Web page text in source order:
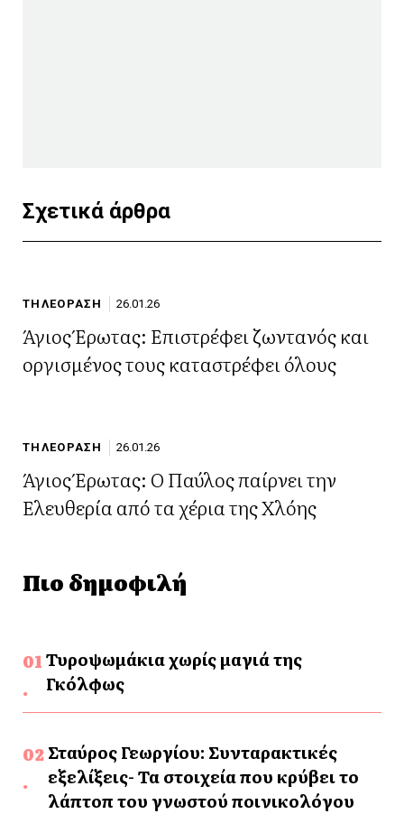
Σχετικά άρθρα
ΤΗΛΕΟΡΑΣΗ 26.01.26
Άγιος Έρωτας: Επιστρέφει ζωντανός και
οργισμένος τους καταστρέφει όλους
ΤΗΛΕΟΡΑΣΗ 26.01.26
Άγιος Έρωτας: Ο Παύλος παίρνει την
Ελευθερία από τα χέρια της Χλόης
Πιο δημοφιλή
Τυροψωμάκια χωρίς μαγιά της
Γκόλφως
Σταύρος Γεωργίου: Συνταρακτικές
εξελίξεις- Τα στοιχεία που κρύβει το
λάπτοπ του γνωστού ποινικολόγου